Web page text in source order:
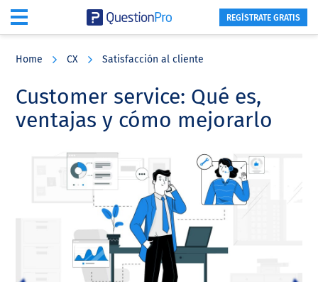
content
sidebar
REGÍSTRATE GRATIS
Home CX Satisfacción al cliente
Customer service: Qué es,
ventajas y cómo mejorarlo